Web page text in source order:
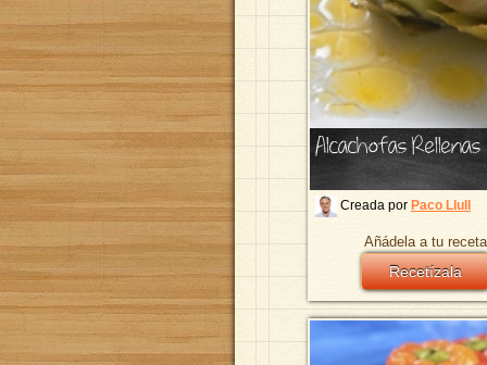
Alcachofas Rellenas
Creada por Paco Llull
Añádela a tu
Recetízala